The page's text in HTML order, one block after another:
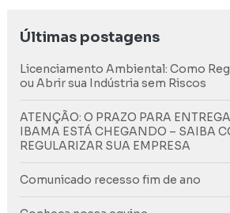
Últimas postagens
Licenciamento Ambiental: Como
ou Abrir sua Indústria sem Riscos
ATENÇÃO: O PRAZO PARA
IBAMA ESTÁ CHEGANDO – SAIBA
REGULARIZAR SUA EMPRESA
Comunicado recesso fim de ano